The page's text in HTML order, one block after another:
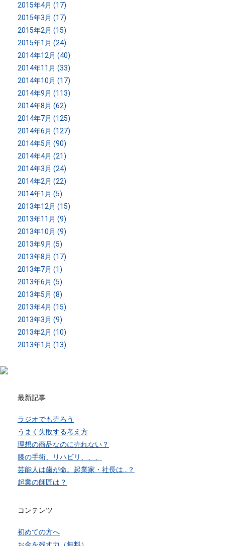
2015年4月 (17)
2015年3月 (17)
2015年2月 (15)
2015年1月 (24)
2014年12月 (40)
2014年11月 (33)
2014年10月 (17)
2014年9月 (113)
2014年8月 (62)
2014年7月 (125)
2014年6月 (127)
2014年5月 (90)
2014年4月 (21)
2014年3月 (24)
2014年2月 (22)
2014年1月 (5)
2013年12月 (15)
2013年11月 (9)
2013年10月 (9)
2013年9月 (5)
2013年8月 (17)
2013年7月 (1)
2013年6月 (5)
2013年5月 (8)
2013年4月 (15)
2013年3月 (9)
2013年2月 (10)
2013年1月 (13)
最新記事
ラジオでも売ろう
うまく失敗する考え方
理想の商品なのに売れない？
膝の手術、リハビリ、、、
芸能人は歯が命。起業家・社長は…？
起業の師匠は？
コンテンツ
初めての方へ